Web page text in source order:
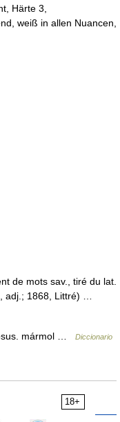
Härte 3,
weiß in allen Nuancen,
de mots sav., tiré du lat.
adj.; 1868, Littré) …
mármol …
Diccionario
18+